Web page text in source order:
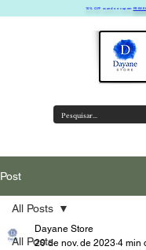
10% OFF usando o cupom
Post
All Posts
All Posts
Dayane Store
20 de nov. de 2023 4 min